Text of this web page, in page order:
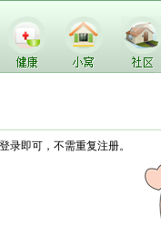
录即可，不需重复注册。